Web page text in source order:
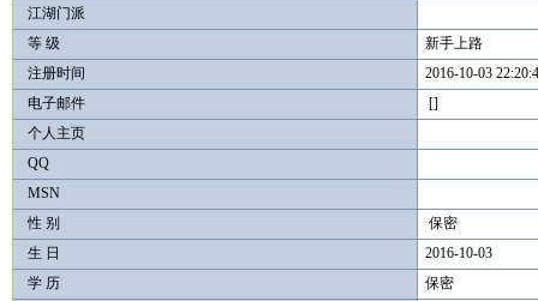
江湖门派
等 级
新手上路
注册时间
2016-10-03
电子邮件
[]
个人主页
QQ
MSN
性 别
保密
生 日
2016-10-03
学 历
保密